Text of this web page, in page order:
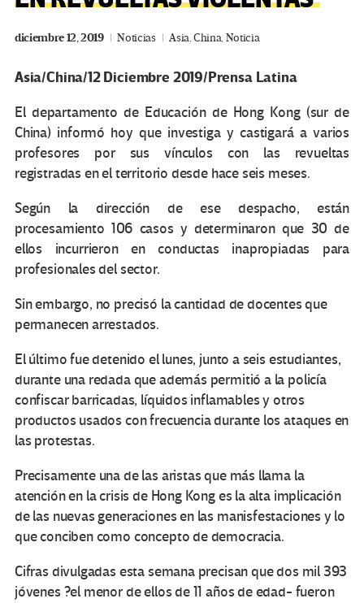
diciembre 12, 2019 Noticias Asia,China,Noticia
Asia/China/12 Diciembre 2019/Prensa Latina
El departamento de Educación de Hong Kong (sur de
China) informó hoy que investiga y castigará a varios
profesores por sus vínculos con las revueltas
registradas en el territorio desde hace seis meses.
Según la dirección de ese despacho, están
procesamiento 106 casos y determinaron que 30 de
ellos incurrieron en conductas inapropiadas para
profesionales del sector.
Sin embargo, no precisó la cantidad de docentes que
permanecen arrestados.
El último fue detenido el lunes, junto a seis estudiantes,
durante una redada que además permitió a la policía
confiscar barricadas, líquidos inflamables y otros
productos usados con frecuencia durante los ataques en
las protestas.
Precisamente una de las aristas que más llama la
atención en la crisis de Hong Kong es la alta implicación
de las nuevas generaciones en las manisfestaciones y lo
que conciben como concepto de democracia.
Cifras divulgadas esta semana precisan que dos mil 393
jóvenes ?el menor de ellos de 11 años de edad- fueron